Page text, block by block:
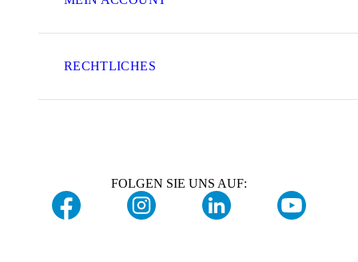
RECHTLICHES
FOLGEN SIE UNS AUF: